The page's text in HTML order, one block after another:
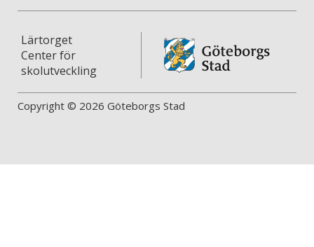
Lärtorget
Center för
skolutveckling
Copyright © 2026 Göteborgs Stad